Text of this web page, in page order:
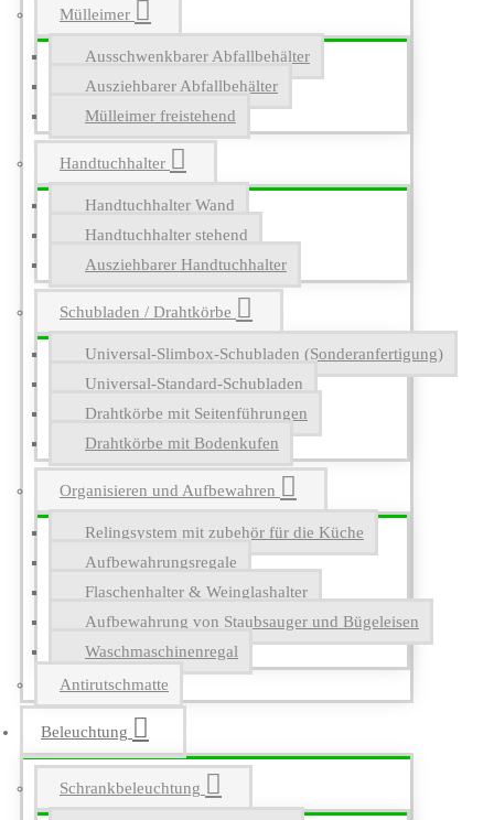
Mülleimer
Ausschwenkbarer Abfallbehälter
Ausziehbarer Abfallbehälter
Mülleimer freistehend
Handtuchhalter
Handtuchhalter Wand
Handtuchhalter stehend
Ausziehbarer Handtuchhalter
Schubladen / Drahtkörbe
Universal-Slimbox-Schubladen (Sonderanfertigung)
Universal-Standard-Schubladen
Drahtkörbe mit Seitenführungen
Drahtkörbe mit Bodenkufen
Organisieren und Aufbewahren
Relingsystem mit zubehör für die Küche
Aufbewahrungsregale
Flaschenhalter & Weinglashalter
Aufbewahrung von Staubsauger und Bügeleisen
Waschmaschinenregal
Antirutschmatte
Beleuchtung
Schrankbeleuchtung